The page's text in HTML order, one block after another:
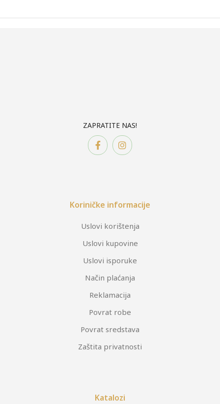
ZAPRATITE NAS!
Koriničke informacije
Uslovi korištenja
Uslovi kupovine
Uslovi isporuke
Način plaćanja
Reklamacija
Povrat robe
Povrat sredstava
Zaštita privatnosti
Katalozi